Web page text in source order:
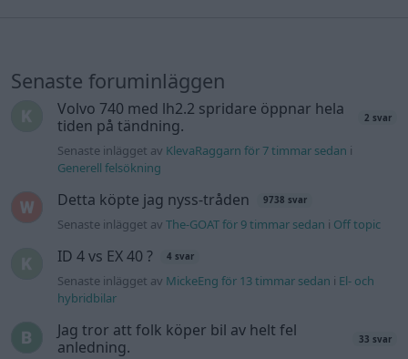
Senaste foruminläggen
Volvo 740 med lh2.2 spridare öppnar hela
tiden på tändning.
2 svar
Senaste inlägget av KlevaRaggarn för 7 timmar sedan i
Generell felsökning
Detta köpte jag nyss-tråden 9738 svar
Senaste inlägget avThe-GOAT för 9 timmar sedan i Off topic
ID 4 vs EX 40 ? 4 svar
Senaste inlägget av MickeEng för 13 timmar sedan i El- och
hybridbilar
Jag tror att folk köper bil av helt fel
anledning.
33 svar